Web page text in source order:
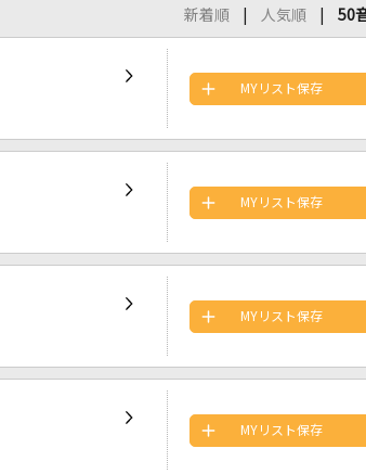
新着順
人気順 50
MYリスト保存
MYリスト保存
MYリスト保存
MYリスト保存